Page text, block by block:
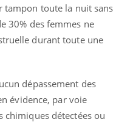
tampon toute la nuit sans
30% des femmes ne
durant toute une
ucun dépassement des
évidence, par voie
chimiques détectées ou